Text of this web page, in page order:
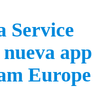
Service
app
Europe